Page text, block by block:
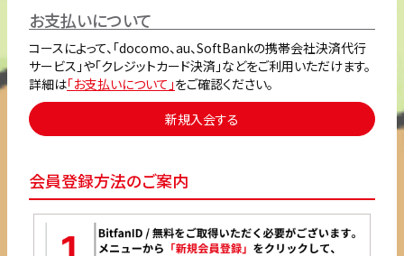
お支払いについて
コースによって、「docomo、au、SoftBankの携帯会社決済代行
サービス」や「クレジットカード決済」などをご利用いただけます。
詳細は「お支払いについて」をご確認ください。
新規入会する
会員登録方法のご案内